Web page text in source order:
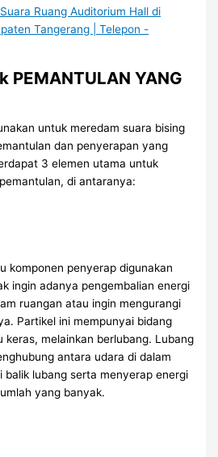
PEMANTULAN YANG
untuk meredam suara bising
dan penyerapan yang
3 elemen utama untuk
di antaranya:
komponen penyerap digunakan
ingin adanya pengembalian energi
ruangan atau ingin mengurangi
Partikel ini mempunyai bidang
keras, melainkan berlubang. Lubang
antara udara di dalam
balik lubang serta menyerap energi
yang banyak.